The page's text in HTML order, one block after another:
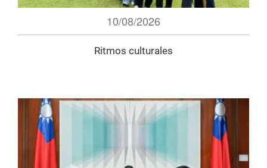
10/08/2026
Ritmos culturales